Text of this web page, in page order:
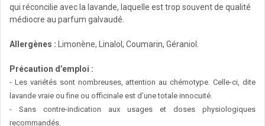
qui réconcilie avec la lavande, laquelle est trop souvent de qualité
médiocre au parfum galvaudé.
Allergènes : Limonène, Linalol, Coumarin, Géraniol.
Précaution d’emploi :
- Les variétés sont nombreuses, attention au chémotype. Celle-ci, dite
lavande vraie ou fine ou officinale est d’une totale innocuité.
- Sans contre-indication aux usages et doses physiologiques
recommandés.